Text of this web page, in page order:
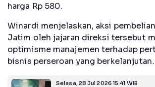
harga Rp 580.
Winardi menjelaskan, aksi
Jatim oleh jajaran direksi tersebut
optimisme manajemen terhadap
bisnis perseroan yang berkelanjutan.
Selasa, 28 Jul 2026 15:41 WIB